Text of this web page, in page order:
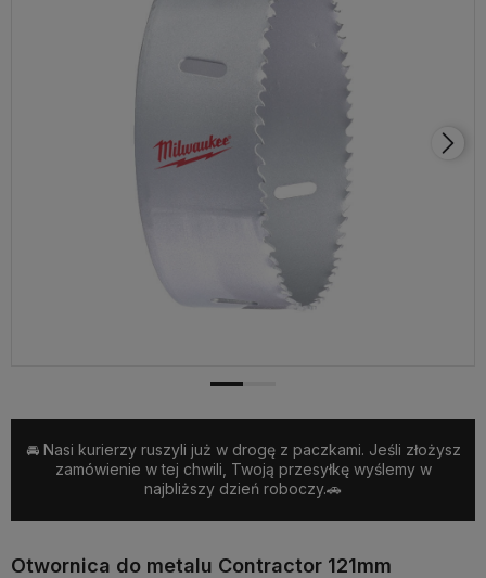
🚘 Nasi kurierzy ruszyli już w drogę z paczkami. Jeśli złożysz
zamówienie w tej chwili, Twoją przesyłkę wyślemy w
najbliższy dzień roboczy.🚗
Otwornica do metalu Contractor 121mm